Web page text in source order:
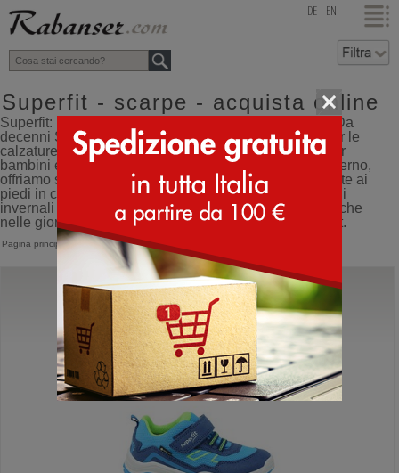
top DE EN
Superfit - scarpe - acquista online
Superfit: l’esperto nelle scarpe invernali per bambini. Da
decenni Superfit è uno dei marchi leader in Europa per le
calzature infantili. Con una vasta gamma di modelli per
bambini e bambine, adatti sia per l’uso interno che esterno,
offriamo scarpe alla moda che si adattano perfettamente ai
piedi in crescita, favorendone lo sviluppo. I nostri stivali
invernali impermeabili assicurano calore e asciutto anche
nelle giornate più fredde, garantendo massimo comfort.
Pagina principale>Superfit
Superfit
Jupiter
Scarpone da montagna con strappo